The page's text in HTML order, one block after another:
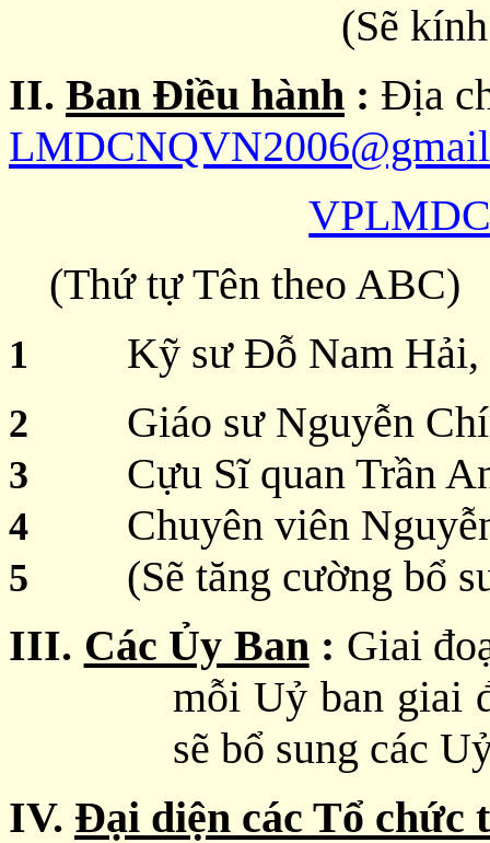
(Sẽ
II. Ban Điều hành : Địa
(Thứ tự Tên theo ABC)
1 Kỹ sư Đỗ Nam Hải,
2 Giáo sư Nguyễn
3 Cựu Sĩ quan Trần
4 Chuyên viên
5
(Sẽ tăng cường bổ
III. Các Ủy Ban : Giai
mỗi Uỷ ban giai
sẽ bổ sung các
IV. Đại diện các Tổ chức